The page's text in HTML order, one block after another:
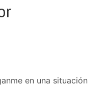
en una situación